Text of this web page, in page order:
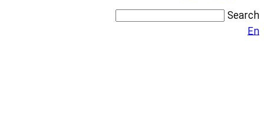
Search
En